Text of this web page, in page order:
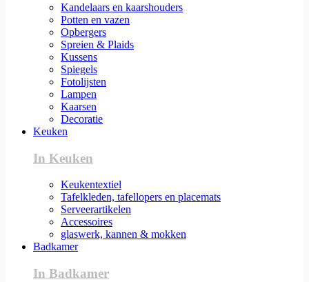
Kandelaars en kaarshouders
Potten en vazen
Opbergers
Spreien & Plaids
Kussens
Spiegels
Fotolijsten
Lampen
Kaarsen
Decoratie
Keuken
In Keuken
Keukentextiel
Tafelkleden, tafellopers en placemats
Serveerartikelen
Accessoires
glaswerk, kannen & mokken
Badkamer
In Badkamer